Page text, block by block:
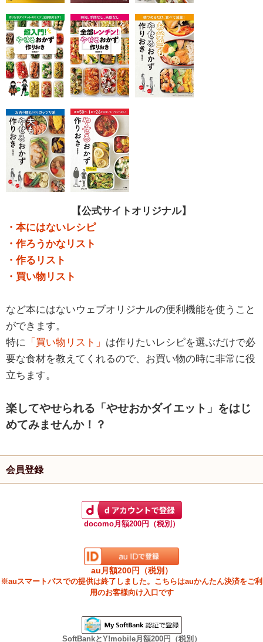
【公式サイトオリジナル】
・本にはないレシピ
・作ろうかなリスト
・作るリスト
・買い物リスト
など本にはないウェブオリジナルの便利機能を使うこと
ができます。
特に 「買い物リスト」 は作りたいレシピを選ぶだけで必
要な食材を教えてくれるので、お買い物の時に非常に役
立ちます。
楽してやせられる「やせおかダイエット」をはじ
めてみませんか！？
会員登録
docomo月額200円（税別）
au月額200円（税別）
※auスマートパスでの提供は終了しました。こちらはauかんたん決済をご利
用のお客様向け入口です
SoftBankとY!mobile月額200円（税別）